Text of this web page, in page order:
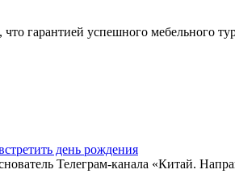
успешного мебельного
день рождения
Телеграм-канала «Китай.